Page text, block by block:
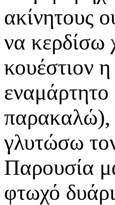
ακίνητους
να κερδίσω
κουέστιον
παρακαλώ),
γλυτώσω
Παρουσία
φτωχό